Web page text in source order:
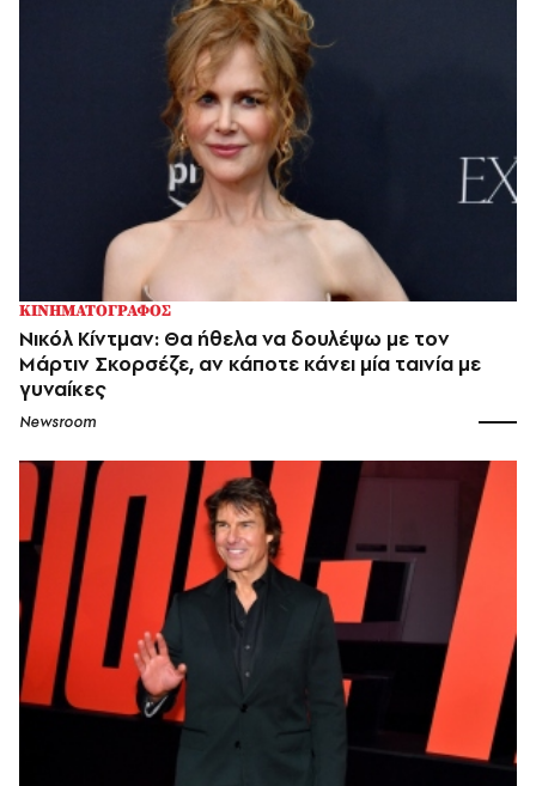
ΚΙΝΗΜΑΤΟΓΡΑΦΟΣ
Νικόλ Κίντμαν: Θα ήθελα να δουλέψω με τον
Μάρτιν Σκορσέζε, αν κάποτε κάνει μία ταινία με
γυναίκες
Newsroom